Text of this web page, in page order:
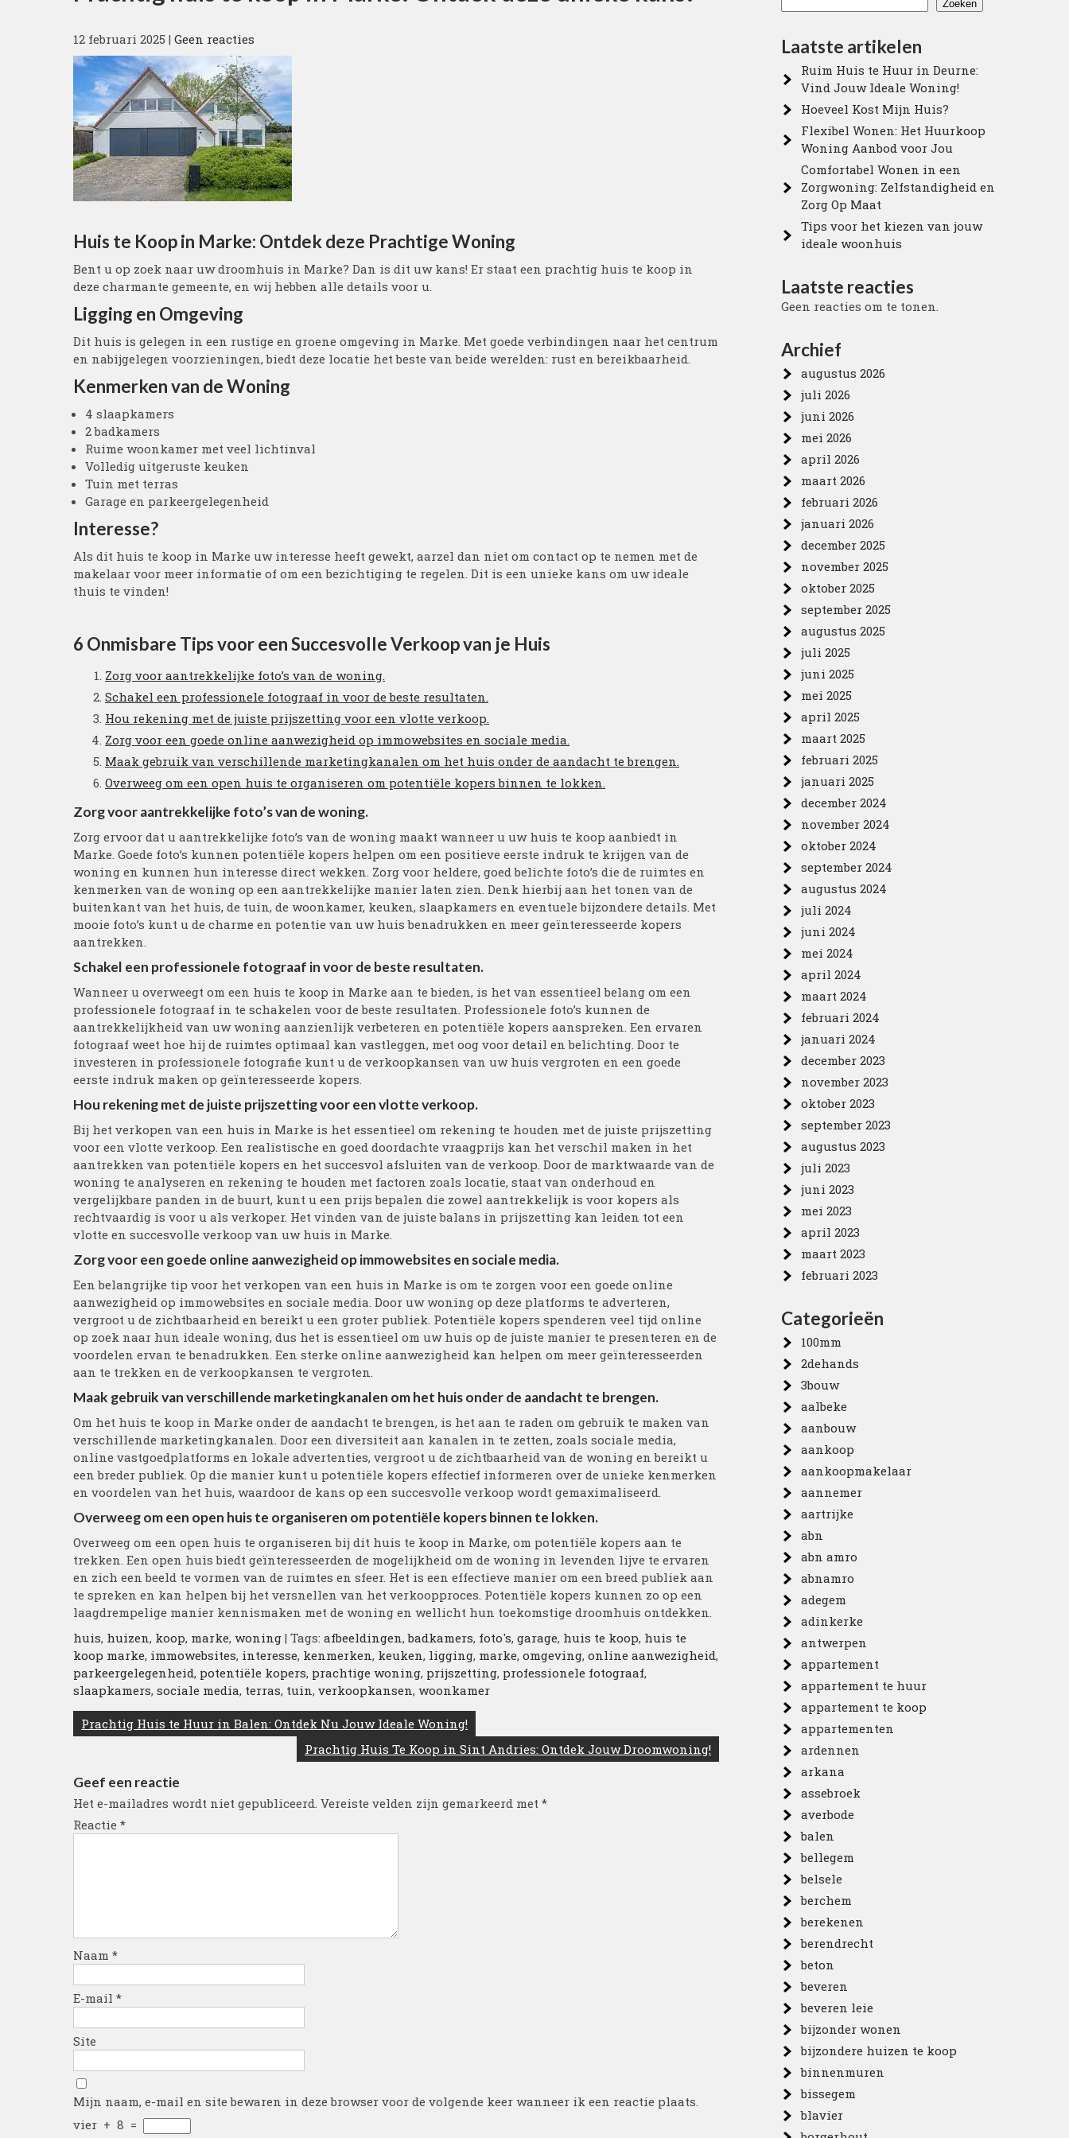
12 februari 2025 | Geen reacties
Huis te Koop in Marke: Ontdek deze Prachtige Woning
Bent u op zoek naar uw droomhuis in Marke? Dan is dit uw kans! Er staat een prachtig huis te koop in
deze charmante gemeente, en wij hebben alle details voor u.
Ligging en Omgeving
Dit huis is gelegen in een rustige en groene omgeving in Marke. Met goede verbindingen naar het centrum
en nabijgelegen voorzieningen, biedt deze locatie het beste van beide werelden: rust en bereikbaarheid.
Kenmerken van de Woning
4 slaapkamers
2 badkamers
Ruime woonkamer met veel lichtinval
Volledig uitgeruste keuken
Tuin met terras
Garage en parkeergelegenheid
Interesse?
Als dit huis te koop in Marke uw interesse heeft gewekt, aarzel dan niet om contact op te nemen met de
makelaar voor meer informatie of om een bezichtiging te regelen. Dit is een unieke kans om uw ideale
thuis te vinden!
6 Onmisbare Tips voor een Succesvolle Verkoop van je Huis
Zorg voor aantrekkelijke foto’s van de woning.
Schakel een professionele fotograaf in voor de beste resultaten.
Hou rekening met de juiste prijszetting voor een vlotte verkoop.
Zorg voor een goede online aanwezigheid op immowebsites en sociale media.
Maak gebruik van verschillende marketingkanalen om het huis onder de aandacht te brengen.
Overweeg om een open huis te organiseren om potentiële kopers binnen te lokken.
Zorg voor aantrekkelijke foto’s van de woning.
Zorg ervoor dat u aantrekkelijke foto’s van de woning maakt wanneer u uw huis te koop aanbiedt in
Marke. Goede foto’s kunnen potentiële kopers helpen om een positieve eerste indruk te krijgen van de
woning en kunnen hun interesse direct wekken. Zorg voor heldere, goed belichte foto’s die de ruimtes en
kenmerken van de woning op een aantrekkelijke manier laten zien. Denk hierbij aan het tonen van de
buitenkant van het huis, de tuin, de woonkamer, keuken, slaapkamers en eventuele bijzondere details. Met
mooie foto’s kunt u de charme en potentie van uw huis benadrukken en meer geïnteresseerde kopers
aantrekken.
Schakel een professionele fotograaf in voor de beste resultaten.
Wanneer u overweegt om een huis te koop in Marke aan te bieden, is het van essentieel belang om een
professionele fotograaf in te schakelen voor de beste resultaten. Professionele foto’s kunnen de
aantrekkelijkheid van uw woning aanzienlijk verbeteren en potentiële kopers aanspreken. Een ervaren
fotograaf weet hoe hij de ruimtes optimaal kan vastleggen, met oog voor detail en belichting. Door te
investeren in professionele fotografie kunt u de verkoopkansen van uw huis vergroten en een goede
eerste indruk maken op geïnteresseerde kopers.
Hou rekening met de juiste prijszetting voor een vlotte verkoop.
Bij het verkopen van een huis in Marke is het essentieel om rekening te houden met de juiste prijszetting
voor een vlotte verkoop. Een realistische en goed doordachte vraagprijs kan het verschil maken in het
aantrekken van potentiële kopers en het succesvol afsluiten van de verkoop. Door de marktwaarde van de
woning te analyseren en rekening te houden met factoren zoals locatie, staat van onderhoud en
vergelijkbare panden in de buurt, kunt u een prijs bepalen die zowel aantrekkelijk is voor kopers als
rechtvaardig is voor u als verkoper. Het vinden van de juiste balans in prijszetting kan leiden tot een
vlotte en succesvolle verkoop van uw huis in Marke.
Zorg voor een goede online aanwezigheid op immowebsites en sociale media.
Een belangrijke tip voor het verkopen van een huis in Marke is om te zorgen voor een goede online
aanwezigheid op immowebsites en sociale media. Door uw woning op deze platforms te adverteren,
vergroot u de zichtbaarheid en bereikt u een groter publiek. Potentiële kopers spenderen veel tijd online
op zoek naar hun ideale woning, dus het is essentieel om uw huis op de juiste manier te presenteren en de
voordelen ervan te benadrukken. Een sterke online aanwezigheid kan helpen om meer geïnteresseerden
aan te trekken en de verkoopkansen te vergroten.
Maak gebruik van verschillende marketingkanalen om het huis onder de aandacht te brengen.
Om het huis te koop in Marke onder de aandacht te brengen, is het aan te raden om gebruik te maken van
verschillende marketingkanalen. Door een diversiteit aan kanalen in te zetten, zoals sociale media,
online vastgoedplatforms en lokale advertenties, vergroot u de zichtbaarheid van de woning en bereikt u
een breder publiek. Op die manier kunt u potentiële kopers effectief informeren over de unieke kenmerken
en voordelen van het huis, waardoor de kans op een succesvolle verkoop wordt gemaximaliseerd.
Overweeg om een open huis te organiseren om potentiële kopers binnen te lokken.
Overweeg om een open huis te organiseren bij dit huis te koop in Marke, om potentiële kopers aan te
trekken. Een open huis biedt geïnteresseerden de mogelijkheid om de woning in levenden lijve te ervaren
en zich een beeld te vormen van de ruimtes en sfeer. Het is een effectieve manier om een breed publiek aan
te spreken en kan helpen bij het versnellen van het verkoopproces. Potentiële kopers kunnen zo op een
laagdrempelige manier kennismaken met de woning en wellicht hun toekomstige droomhuis ontdekken.
huis, huizen, koop, marke, woning | Tags: afbeeldingen,badkamers, foto's, garage, huis te koop, huis te
koop marke, immowebsites, interesse, kenmerken, keuken, ligging, marke, omgeving, online aanwezigheid,
parkeergelegenheid, potentiële kopers, prachtige woning, prijszetting, professionele fotograaf,
slaapkamers, sociale media, terras, tuin, verkoopkansen, woonkamer
Berichtnavigatie
Prachtig Huis te Huur in Balen: Ontdek Nu Jouw Ideale Woning!
Prachtig Huis Te Koop in Sint Andries: Ontdek Jouw Droomwoning!
Geef een reactie
Het e-mailadres wordt niet gepubliceerd. Vereiste velden zijn gemarkeerd met *
Reactie *
Naam *
E-mail *
Site
Mijn naam, e-mail en site bewaren in deze browser voor de volgende keer wanneer ik een reactie plaats.
vier + 8 =
Zoeken
Laatste artikelen
Ruim Huis te Huur in Deurne:
Vind Jouw Ideale Woning!
Hoeveel Kost Mijn Huis?
Flexibel Wonen: Het Huurkoop
Woning Aanbod voor Jou
Comfortabel Wonen in een
Zorgwoning: Zelfstandigheid en
Zorg Op Maat
Tips voor het kiezen van jouw
ideale woonhuis
Laatste reacties
Geen reacties om te tonen.
Archief
augustus 2026
juli 2026
juni 2026
mei 2026
april 2026
maart 2026
februari 2026
januari 2026
december 2025
november 2025
oktober 2025
september 2025
augustus 2025
juli 2025
juni 2025
mei 2025
april 2025
maart 2025
februari 2025
januari 2025
december 2024
november 2024
oktober 2024
september 2024
augustus 2024
juli 2024
juni 2024
mei 2024
april 2024
maart 2024
februari 2024
januari 2024
december 2023
november 2023
oktober 2023
september 2023
augustus 2023
juli 2023
juni 2023
mei 2023
april 2023
maart 2023
februari 2023
Categorieën
100mm
2dehands
3bouw
aalbeke
aanbouw
aankoop
aankoopmakelaar
aannemer
aartrijke
abn
abn amro
abnamro
adegem
adinkerke
antwerpen
appartement
appartement te huur
appartement te koop
appartementen
ardennen
arkana
assebroek
averbode
balen
bellegem
belsele
berchem
berekenen
berendrecht
beton
beveren
beveren leie
bijzonder wonen
bijzondere huizen te koop
binnenmuren
bissegem
blavier